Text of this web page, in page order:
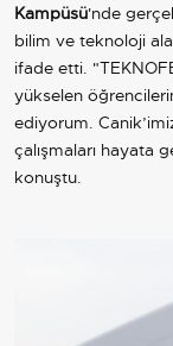
Kampüsü'nde
bilim ve teknoloji
ifade etti.
yükselen
ediyorum.
çalışmaları hayata
konuştu.